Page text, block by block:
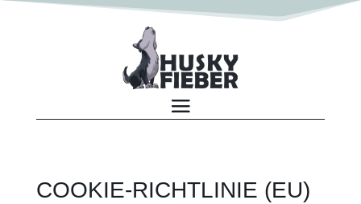
COOKIE-RICHTLINIE (EU)